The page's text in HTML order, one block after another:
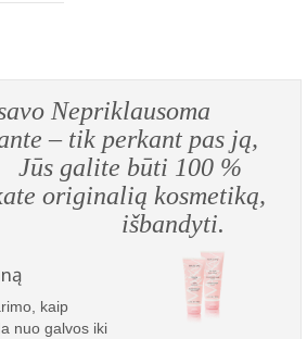
Nepriklausoma
– tik perkant pas ją,
būti 100 %
originalią kosmetiką,
išbandyti.
kaip
nuo galvos iki